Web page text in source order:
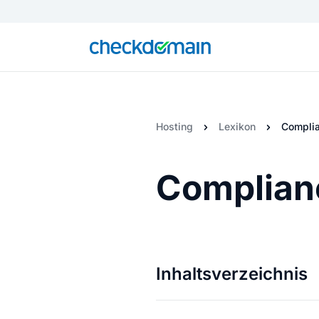
Hosting Lexikon
Inhaltsverzeichnis